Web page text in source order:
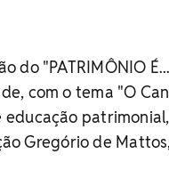
do "PATRIMÔNIO
com o tema "O
educação
Gregório de